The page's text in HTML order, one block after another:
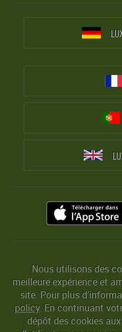
Nous utilisons des
meilleure expérience et
site. Pour plus
policy. En continuant
dépôt des cookies